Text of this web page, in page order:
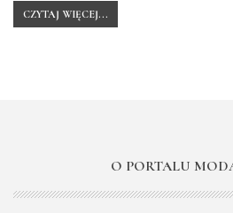
CZYTAJ WIĘCEJ...
O PORTALU